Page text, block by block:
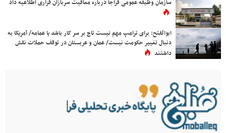
سازمان وظیفه عمومی فراجا درباره معافیت سربازان فراری اطلاعیه داد
ابوالفتح: برای ترامپ مهم نیست تاج بر سر کار باشد یا عمامه/ آمریکا به
دنبال تغییر حکومت نیست/ عمان و عربستان در توقف حملات نقش
داشتند